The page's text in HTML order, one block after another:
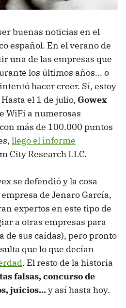
buenas noticias en el
español. En el verano de
una de las empresas que
los últimos años... o
hacer creer. Sí, estoy
el 1 de julio, Gowex
WiFi a numerosas
más de 100.000 puntos
llegó el informe
City Research LLC.
se defendió y la cosa
de Jenaro García,
expertos en este tipo de
a otras empresas para
de sus caídas), pero pronto
que lo que decían
. El resto de la historia
falsas, concurso de
juicios...y así hasta hoy.